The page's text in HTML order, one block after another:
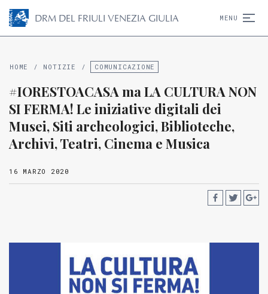
DRM DEL FRIULI VENEZIA GIULIA MENU
HOME / NOTIZIE / COMUNICAZIONE
#IORESTOACASA ma LA CULTURA NON
SI FERMA! Le iniziative digitali dei
Musei, Siti archeologici, Biblioteche,
Archivi, Teatri, Cinema e Musica
16 MARZO 2020